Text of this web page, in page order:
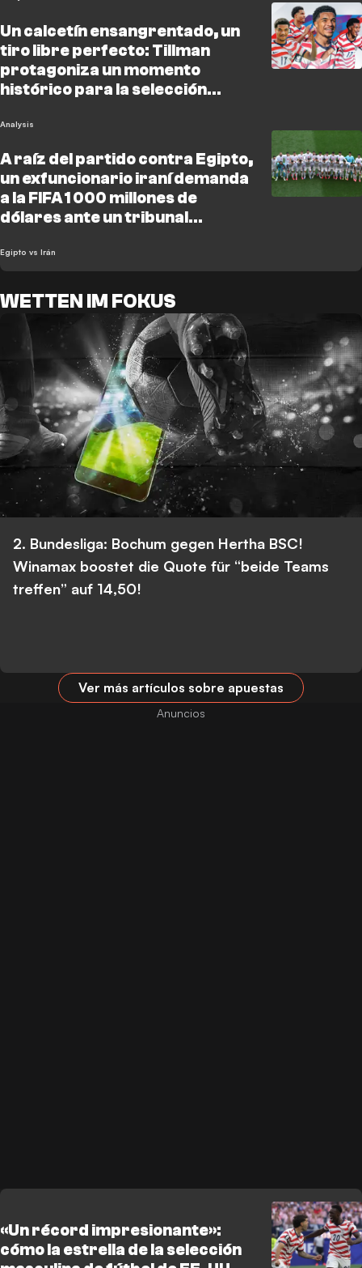
Un calcetín ensangrentado, un
tiro libre perfecto: Tillman
protagoniza un momento
histórico para la selección
Analysis
A raíz del partido contra Egipto,
un exfuncionario iraní demanda
a la FIFA 1 000 millones de
dólares ante un tribunal
Egipto vs Irán
WETTEN IM FOKUS
2. Bundesliga: Bochum gegen Hertha BSC!
Winamax boostet die Quote für “beide Teams
treffen” auf 14,50!
Ver más artículos sobre apuestas
«Un récord impresionante»:
cómo la estrella de la selección